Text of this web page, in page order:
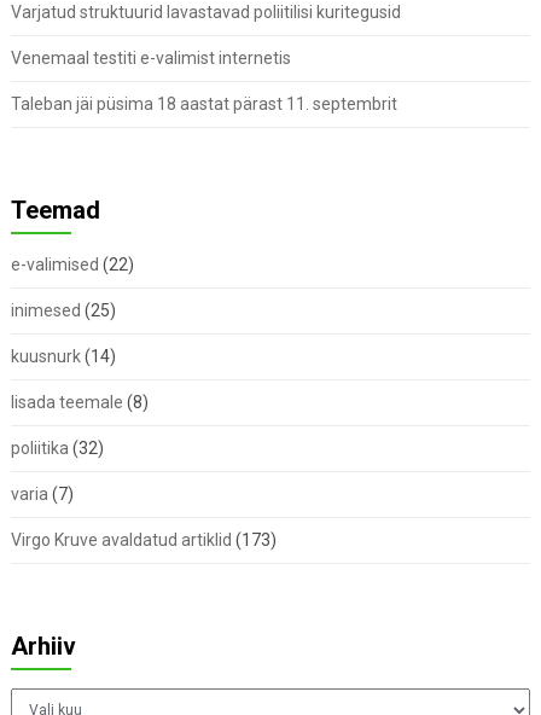
Varjatud struktuurid lavastavad poliitilisi kuritegusid
Venemaal testiti e-valimist internetis
Taleban jäi püsima 18 aastat pärast 11. septembrit
Teemad
e-valimised (22)
inimesed (25)
kuusnurk(14)
lisada teemale (8)
poliitika (32)
varia (7)
Virgo Kruve avaldatud artiklid (173)
Arhiiv
Arhiiv